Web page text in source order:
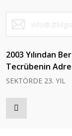
2003 Yılından
Tecrübenin
SEKTÖRDE 23. YIL